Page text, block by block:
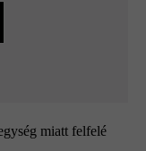
miatt felfelé